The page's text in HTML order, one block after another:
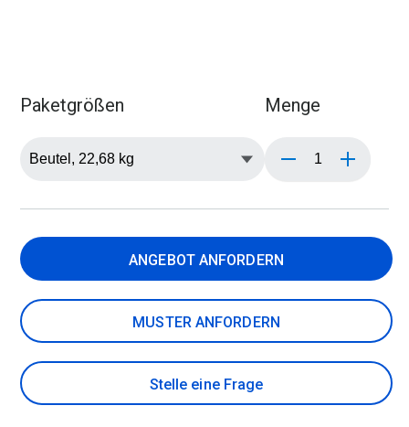
Paketgrößen Menge
ANGEBOT ANFORDERN
MUSTER ANFORDERN
Stelle eine Frage